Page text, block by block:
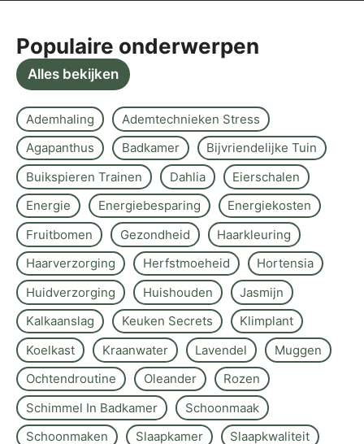
Populaire onderwerpen
Alles bekijken
Ademhaling
Ademtechnieken Stress
Agapanthus
Badkamer
Bijvriendelijke Tuin
Buikspieren Trainen
Dahlia
Eierschalen
Energie
Energiebesparing
Energiekosten
Fruitbomen
Gezondheid
Haarkleuring
Haarverzorging
Herfstmoeheid
Hortensia
Huidverzorging
Huishouden
Jasmijn
Kalkaanslag
Keuken Secrets
Klimplant
Koelkast
Kraanwater Lavendel
Muggen
Ochtendroutine
Oleander
Rozen
Schimmel In Badkamer
Schoonmaak
Schoonmaken
Slaapkamer
Slaapkwaliteit